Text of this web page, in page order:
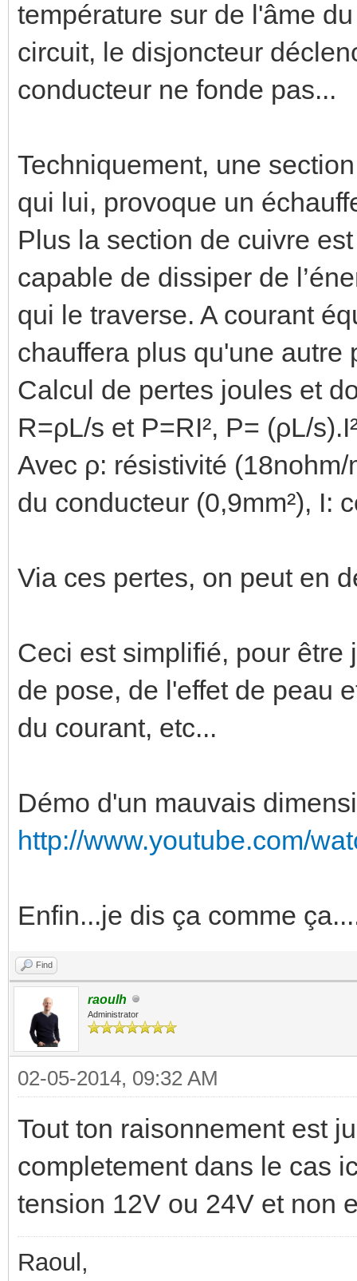
température sur de l'âme
circuit, le disjoncteur
conducteur ne fonde pas...
Techniquement, une
qui lui, provoque un
Plus la section de cuivre
capable de dissiper de
qui le traverse. A courant
chauffera plus qu'une autre
Calcul de pertes joules et
R=ρL/s et P=RI², P= (ρL/
Avec ρ: résistivité
du conducteur (0,9mm²), I:
Via ces pertes, on peut en
Ceci est simplifié, pour être
de pose, de l'effet de peau
du courant, etc...
Démo d'un mauvais
http://www.youtube.com/
Enfin...je dis ça comme
Find
raoulh
Administrator
02-05-2014, 09:32 AM
Tout ton raisonnement est
completement dans le cas
tension 12V ou 24V et non
Raoul,